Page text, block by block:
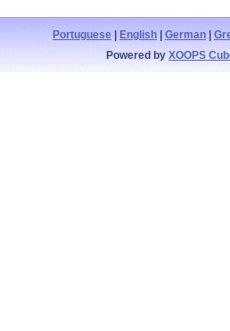
Portuguese | English | German |
Powered by XOOPS